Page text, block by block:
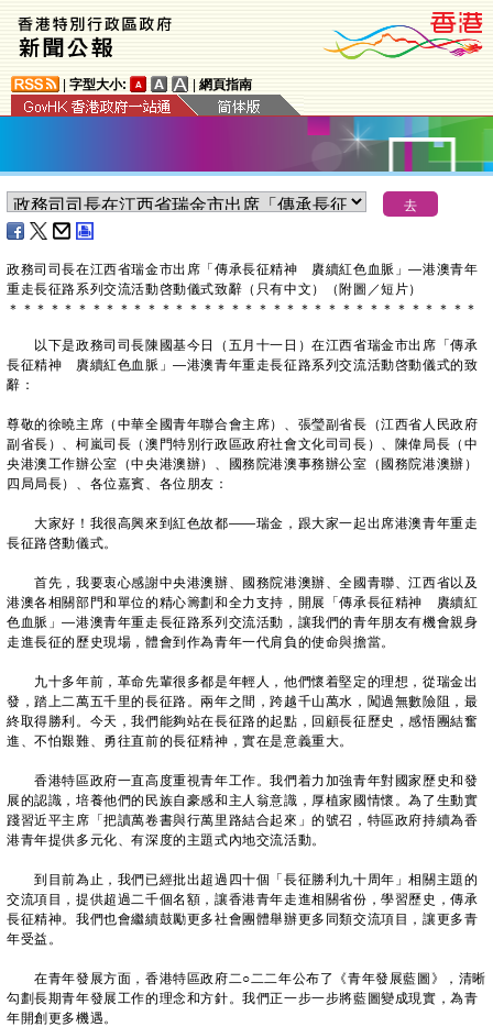
字型大小: 網頁指南
政務司司長在江西省瑞金市出席「傳承長征精神 賡續紅色血脈」—港澳青年
重走長征路系列交流活動啓動儀式致辭（只有中文）（附圖／短片）
＊ ＊ ＊ ＊ ＊ ＊ ＊ ＊ ＊ ＊ ＊ ＊ ＊ ＊ ＊ ＊ ＊ ＊ ＊ ＊ ＊ ＊ ＊ ＊ ＊ ＊ ＊ ＊ ＊ ＊ ＊ ＊ ＊ ＊
以下是政務司司長陳國基今日（五月十一日）在江西省瑞金市出席「傳承
長征精神 賡續紅色血脈」—港澳青年重走長征路系列交流活動啓動儀式的致
辭：
尊敬的徐曉主席（中華全國青年聯合會主席）、張瑩副省長（江西省人民政府
副省長）、柯嵐司長（澳門特別行政區政府社會文化司司長）、陳偉局長（中
央港澳工作辦公室（中央港澳辦）、國務院港澳事務辦公室（國務院港澳辦）
四局局長）、各位嘉賓、各位朋友：
大家好！我很高興來到紅色故都——瑞金，跟大家一起出席港澳青年重走
長征路啓動儀式。
首先，我要衷心感謝中央港澳辦、國務院港澳辦、全國青聯、江西省以及
港澳各相關部門和單位的精心籌劃和全力支持，開展「傳承長征精神 賡續紅
色血脈」—港澳青年重走長征路系列交流活動，讓我們的青年朋友有機會親身
走進長征的歷史現場，體會到作為青年一代肩負的使命與擔當。
九十多年前，革命先輩很多都是年輕人，他們懷着堅定的理想，從瑞金出
發，踏上二萬五千里的長征路。兩年之間，跨越千山萬水，闖過無數險阻，最
終取得勝利。今天，我們能夠站在長征路的起點，回顧長征歷史，感悟團結奮
進、不怕艱難、勇往直前的長征精神，實在是意義重大。
香港特區政府一直高度重視青年工作。我們着力加強青年對國家歷史和發
展的認識，培養他們的民族自豪感和主人翁意識，厚植家國情懷。為了生動實
踐習近平主席「把讀萬卷書與行萬里路結合起來」的號召，特區政府持續為香
港青年提供多元化、有深度的主題式內地交流活動。
到目前為止，我們已經批出超過四十個「長征勝利九十周年」相關主題的
交流項目，提供超過二千個名額，讓香港青年走進相關省份，學習歷史，傳承
長征精神。我們也會繼續鼓勵更多社會團體舉辦更多同類交流項目，讓更多青
年受益。
在青年發展方面，香港特區政府二○二二年公布了《青年發展藍圖》，清晰
勾劃長期青年發展工作的理念和方針。我們正一步一步將藍圖變成現實，為青
年開創更多機遇。